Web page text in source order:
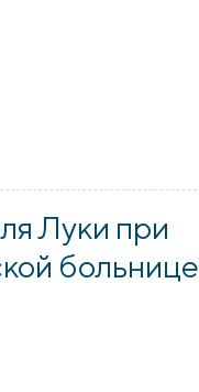
Луки при
больнице